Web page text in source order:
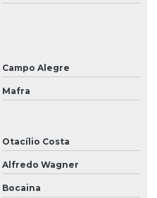
Campo Alegre
Mafra
Otacílio Costa
Alfredo Wagner
Bocaina